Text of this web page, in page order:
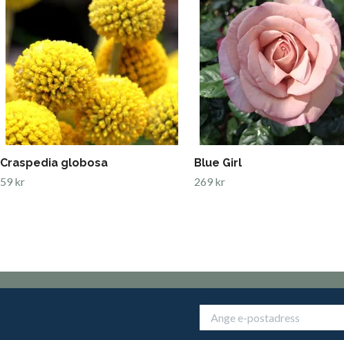
Craspedia globosa
59 kr
Blue Girl
269 kr